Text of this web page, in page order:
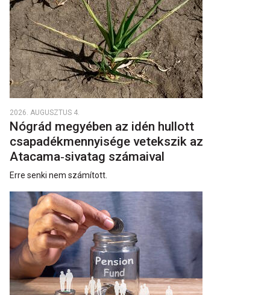
2026. AUGUSZTUS 4.
Nógrád megyében az idén hullott
csapadékmennyisége vetekszik az
Atacama‑sivatag számaival
Erre senki nem számított.